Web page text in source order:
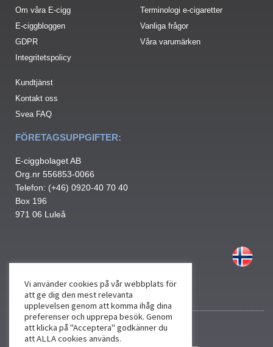
Om våra E-cigg
E-ciggbloggen
GDPR
Integritetspolicy
Kundtjänst
Kontakt oss
Svea FAQ
Terminologi e-cigaretter
Vanliga frågor
Våra varumärken
FÖRETAGSUPPGIFTER:
E-ciggbolaget AB
Org.nr 556853-0066
Telefon: (+46) 0920-40 70 40
Box 196
971 06 Luleå
Vi använder cookies på vår webbplats för
att ge dig den mest relevanta
upplevelsen genom att komma ihåg dina
preferenser och upprepa besök. Genom
att klicka på "Acceptera" godkänner du
att ALLA cookies används.